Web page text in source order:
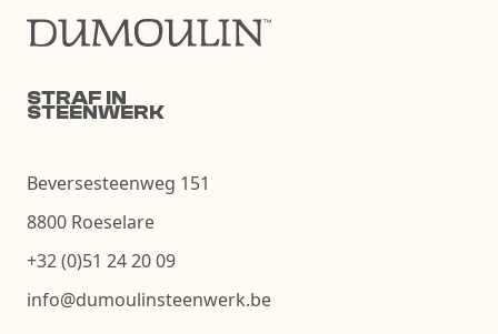
STRAF IN
STEENWERK
Beversesteenweg 151
8800 Roeselare
+32 (0)51 24 20 09
info@dumoulinsteenwerk.be